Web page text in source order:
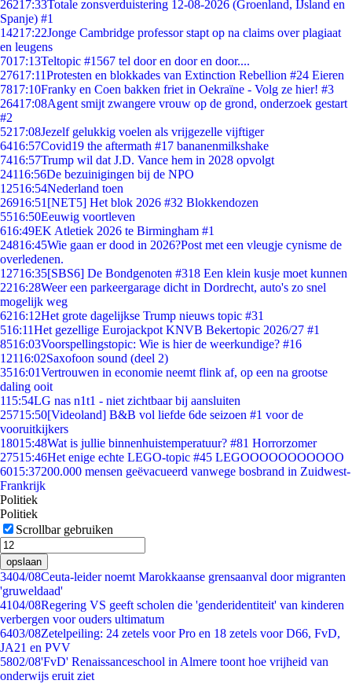
26217:33Totale zonsverduistering 12-08-2026 (Groenland, IJsland en
Spanje) #1
14217:22Jonge Cambridge professor stapt op na claims over plagiaat
en leugens
7017:13Teltopic #1567 tel door en door en door....
27617:11Protesten en blokkades van Extinction Rebellion #24 Eieren
7817:10Franky en Coen bakken friet in Oekraïne - Volg ze hier! #3
26417:08Agent smijt zwangere vrouw op de grond, onderzoek gestart
#2
5217:08Jezelf gelukkig voelen als vrijgezelle vijftiger
6416:57Covid19 the aftermath #17 bananenmilkshake
7416:57Trump wil dat J.D. Vance hem in 2028 opvolgt
24116:56De bezuinigingen bij de NPO
12516:54Nederland toen
26916:51 [NET5] Het blok 2026 #32 Blokkendozen
5516:50Eeuwig voortleven
616:49EK Atletiek 2026 te Birmingham #1
24816:45Wie gaan er dood in 2026?Post met een vleugje cynisme de
overledenen.
12716:35[SBS6] De Bondgenoten #318 Een klein kusje moet kunnen
2216:28Weer een parkeergarage dicht in Dordrecht, auto's zo snel
mogelijk weg
6216:12Het grote dagelijkse Trump nieuws topic #31
516:11Het gezellige Eurojackpot KNVB Bekertopic 2026/27 #1
8516:03Voorspellingstopic: Wie is hier de weerkundige? #16
12116:02Saxofoon sound (deel 2)
3516:01Vertrouwen in economie neemt flink af, op een na grootse
daling ooit
115:54LG nas n1t1 - niet zichtbaar bij aansluiten
25715:50[Videoland] B&B vol liefde 6de seizoen #1 voor de
vooruitkijkers
18015:48Wat is jullie binnenhuistemperatuur? #81 Horrorzomer
27515:46Het enige echte LEGO-topic #45 LEGOOOOOOOOOOO
6015:37200.000 mensen geëvacueerd vanwege bosbrand in Zuidwest-
Frankrijk
Politiek
Politiek
Scrollbar gebruiken
opslaan
3404/08Ceuta-leider noemt Marokkaanse grensaanval door migranten
'gruweldaad'
4104/08Regering VS geeft scholen die 'genderidentiteit' van kinderen
verbergen voor ouders ultimatum
6403/08Zetelpeiling: 24 zetels voor Pro en 18 zetels voor D66, FvD,
JA21 en PVV
5802/08'FvD' Renaissanceschool in Almere toont hoe vrijheid van
onderwijs eruit ziet